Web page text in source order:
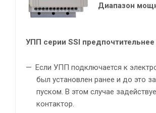
Диапазон
УПП серии SSI предпочтительнее
Если УПП подключается к
был установлен ранее и до это
пуском. В этом случае
контактор.